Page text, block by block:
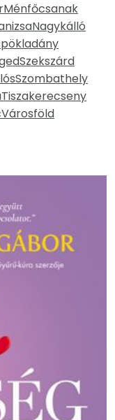
Ménfőcsanak
Nagykálló
Szekszárd
Szombathely
Tiszakerecseny
Városföld